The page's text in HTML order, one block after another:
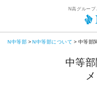
N高グルー
N中等部 N中等部について 中等部
中等